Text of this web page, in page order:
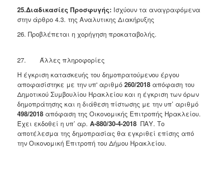
25.Διαδικασίες Προσφυγής: Ισχύουν τα αναγραφόμενα
στην άρθρο 4.3. της Αναλυτικης Διακήρυξης
26. Προβλέπεται η χορήγηση προκαταβολής.
27. Άλλες πληροφορίες
Η έγκριση κατασκευής του δημοπρατούμενου έργου
αποφασίστηκε με την υπ' αριθμό 260/2018 απόφαση του
Δημοτικού Συμβουλίου Ηρακλείου και η έγκριση των όρων
δημοπράτησης και η διάθεση πίστωσης με την υπ’ αριθμό
498/2018 απόφαση της Οικονομικής Επιτροπής Ηρακλείου.
Έχει εκδοθεί η υπ’ αρ. Α-880/30-4-2018 ΠΑΥ. Το
αποτέλεσμα της δημοπρασίας θα εγκριθεί επίσης από
την Οικονομική Επιτροπή του Δήμου Ηρακλείου.